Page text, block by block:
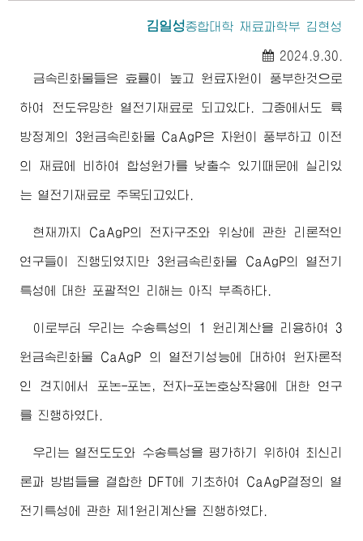
김일성종합대학 재료과학부 김현성
2024.9.30.
금속린화물들은 효률이 높고 원료자원이 풍부한것으로
하여 전도유망한 열전기재료로 되고있다. 그중에서도 륙
방정계의 3원금속린화물 CaAgP은 자원이 풍부하고 이전
의 재료에 비하여 합성원가를 낮출수 있기때문에 실리있
는 열전기재료로 주목되고있다.
현재까지 CaAgP의 전자구조와 위상에 관한 리론적인
연구들이 진행되였지만 3원금속린화물 CaAgP의 열전기
특성에 대한 포괄적인 리해는 아직 부족하다.
이로부터 우리는 수송특성의 1 원리계산을 리용하여 3
원금속린화물 CaAgP 의 열전기성능에 대하여 원자론적
인 견지에서 포논-포논, 전자-포논호상작용에 대한 연구
를 진행하였다.
우리는 열전도도와 수송특성을 평가하기 위하여 최신리
론과 방법들을 결합한 DFT에 기초하여 CaAgP결정의 열
전기특성에 관한 제1원리계산을 진행하였다.